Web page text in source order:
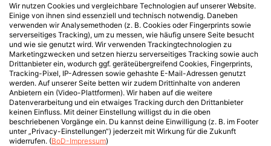
Wir nutzen Cookies und vergleichbare Technologien auf unserer Website.
Einige von ihnen sind essenziell und technisch notwendig. Daneben
verwenden wir Analysemethoden (z. B. Cookies oder Fingerprints sowie
serverseitiges Tracking), um zu messen, wie häufig unsere Seite besucht
und wie sie genutzt wird. Wir verwenden Trackingtechnologien zu
Marketingzwecken und setzen hierzu serverseitiges Tracking sowie auch
Drittanbieter ein, wodurch ggf. geräteübergreifend Cookies, Fingerprints,
Tracking-Pixel, IP-Adressen sowie gehashte E-Mail-Adressen genutzt
werden. Auf unserer Seite betten wir zudem Drittinhalte von anderen
Anbietern ein (Video-Plattformen). Wir haben auf die weitere
Datenverarbeitung und ein etwaiges Tracking durch den Drittanbieter
keinen Einfluss. Mit deiner Einstellung willigst du in die oben
beschriebenen Vorgänge ein. Du kannst deine Einwilligung (z. B. im Footer
unter „Privacy-Einstellungen“) jederzeit mit Wirkung für die Zukunft
widerrufen. (BoD-Impressum)